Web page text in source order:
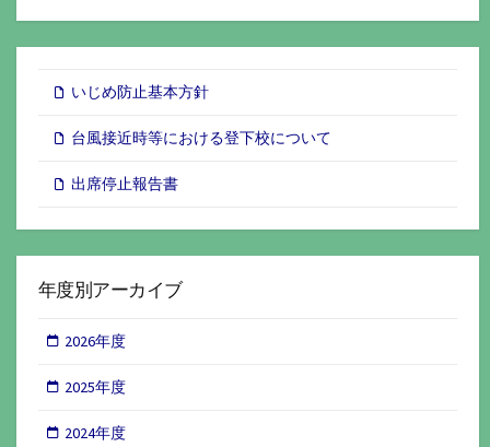
いじめ防止基本方針
台風接近時等における登下校について
出席停止報告書
年度別アーカイブ
2026年度
2025年度
2024年度